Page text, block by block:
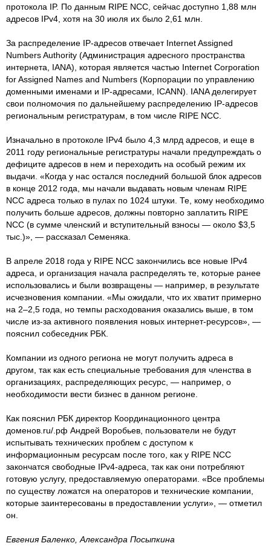
протокола IP. По данным RIPE NCC, сейчас доступно 1,88 млн
адресов IPv4, хотя на 30 июля их было 2,61 млн.
За распределение IP-адресов отвечает Internet Assigned
Numbers Authority (Администрация адресного пространства
интернета, IANA), которая является частью Internet Corporation
for Assigned Names and Numbers (Корпорации по управлению
доменными именами и IP-адресами, ICANN). IANA делегирует
свои полномочия по дальнейшему распределению IP-адресов
региональным регистратурам, в том числе RIPE NCC.
Изначально в протоколе IPv4 было 4,3 млрд адресов, и еще в
2011 году региональные регистратуры начали предупреждать о
дефиците адресов в нем и переходить на особый режим их
выдачи. «Когда у нас остался последний большой блок адресов
в конце 2012 года, мы начали выдавать новым членам RIPE
NCC адреса только в пулах по 1024 штуки. Те, кому необходимо
получить больше адресов, должны повторно заплатить RIPE
NCC (в сумме членский и вступительный взносы — около $3,5
тыс.)», — рассказал Семеняка.
В апреле 2018 года у RIPE NCC закончились все новые IPv4
адреса, и организация начала распределять те, которые ранее
использовались и были возвращены — например, в результате
исчезновения компании. «Мы ожидали, что их хватит примерно
на 2–2,5 года, но темпы расходования оказались выше, в том
числе из-за активного появления новых интернет-ресурсов», —
пояснил собеседник РБК.
Компании из одного региона не могут получить адреса в
другом, так как есть специальные требования для членства в
организациях, распределяющих ресурс, — например, о
необходимости вести бизнес в данном регионе.
Как пояснил РБК директор Координационного центра
доменов.ru/.рф Андрей Воробьев, пользователи не будут
испытывать технических проблем с доступом к
информационным ресурсам после того, как у RIPE NCC
закончатся свободные IPv4-адреса, так как они потребляют
готовую услугу, предоставляемую операторами. «Все проблемы
по существу ложатся на операторов и технические компании,
которые заинтересованы в предоставлении услуги», — отметил
он.
Евгения Баленко, Александра Посыпкина